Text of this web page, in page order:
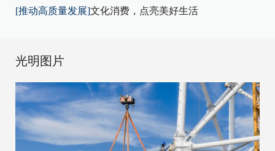
[推动高质量发展]文化消费，点亮美好生活
光明图片